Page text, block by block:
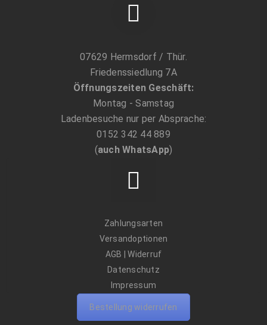
07629 Hermsdorf / Thür.
Friedenssiedlung 7A
Öffnungszeiten Geschäft:
Montag - Samstag
Ladenbesuche nur per Absprache:
0152 342 44 889
(auch WhatsApp)
Zahlungsarten
Versandoptionen
AGB |Widerruf
Datenschutz
Impressum
Bestellung widerrufen